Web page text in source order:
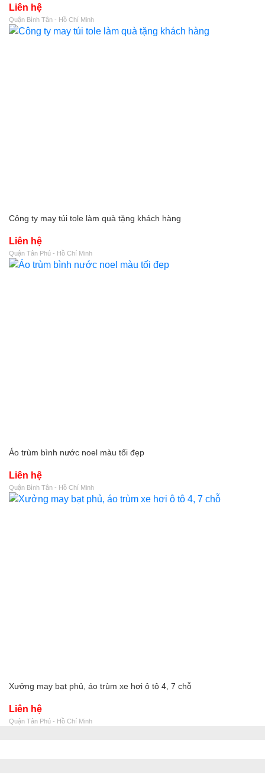
Liên hệ
Quận Bình Tân - Hồ Chí Minh
Công ty may túi tole làm quà tặng khách hàng
Liên hệ
Quận Tân Phú - Hồ Chí Minh
Áo trùm bình nước noel màu tối đẹp
Liên hệ
Quận Bình Tân - Hồ Chí Minh
Xưởng may bạt phủ, áo trùm xe hơi ô tô 4, 7 chỗ
Liên hệ
Quận Tân Phú - Hồ Chí Minh